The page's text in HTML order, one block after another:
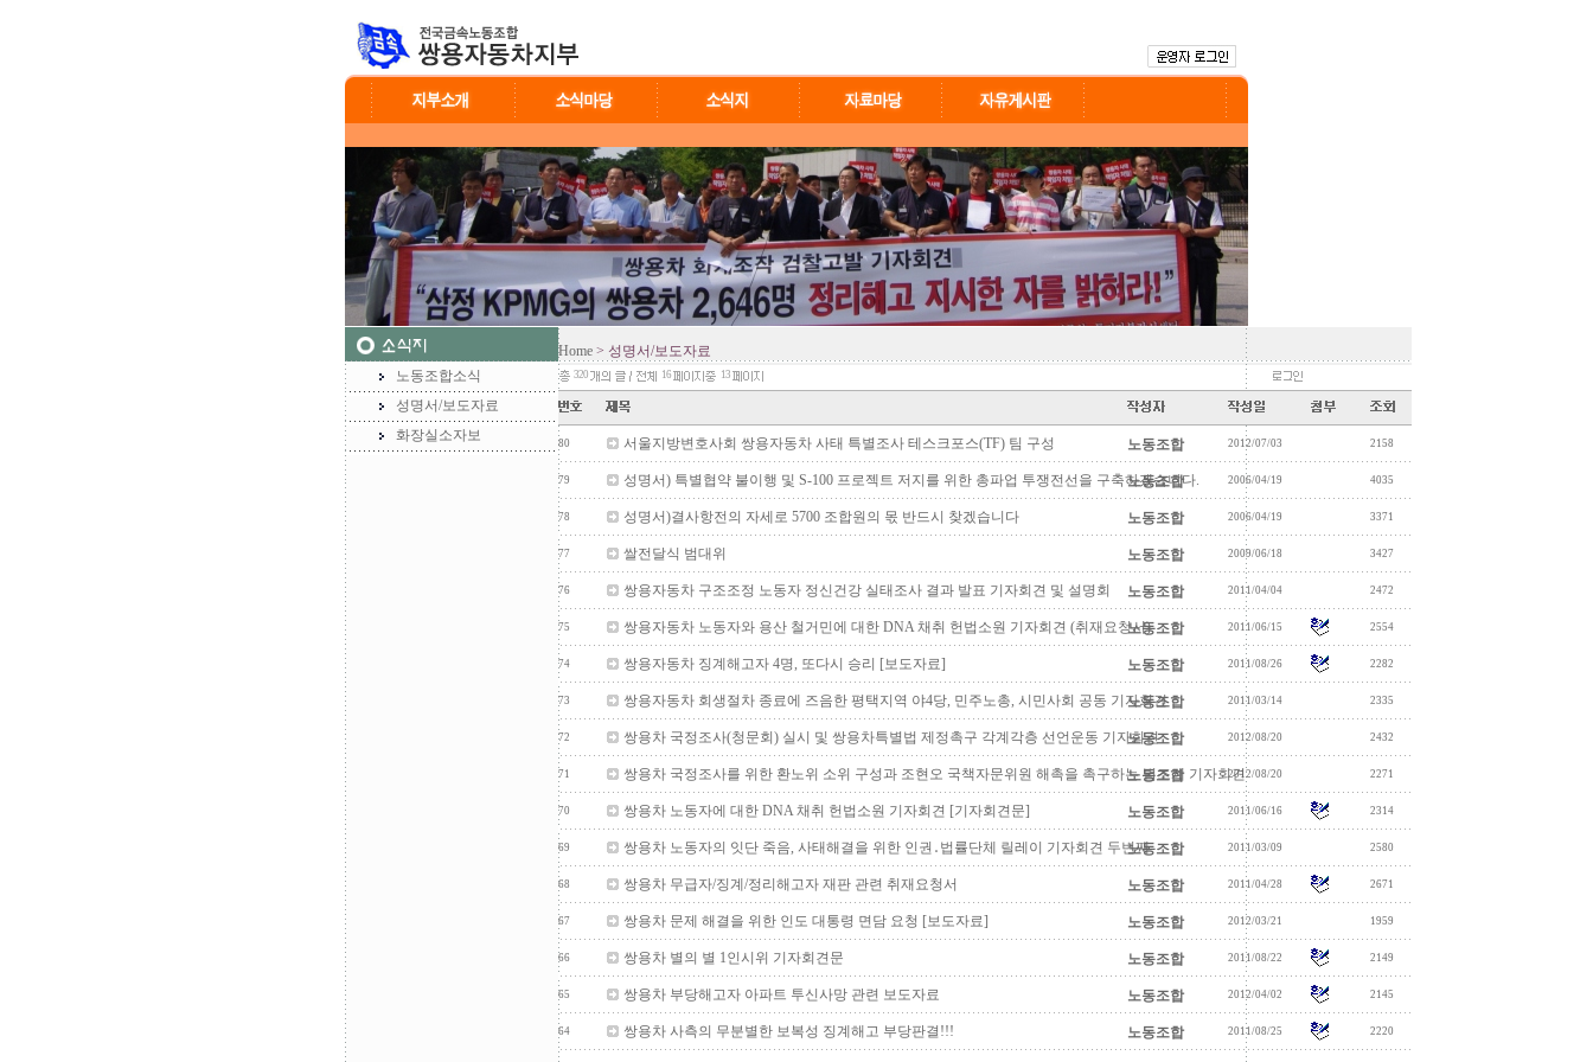
노동조합소식
성명서/보도자료
화장실소자보
Home > 성명서/보도자료
320 16 13
80 서울지방변호사회 쌍용자동차 사태 특별조사 테스크포스(TF) 팀 구성 노동조합 2012/07/03 2158
79 성명서) 특별협약 불이행 및 S-100 프로젝트 저지를 위한 총파업 투쟁전선을 구축하겠습니다.
노동조합 2006/04/19 4035
78 성명서)결사항전의 자세로 5700 조합원의 몫 반드시 찾겠습니다 노동조합 2006/04/19 3371
77 쌀전달식 범대위 노동조합 2009/06/18 3427
76 쌍용자동차 구조조정 노동자 정신건강 실태조사 결과 발표 기자회견 및 설명회 노동조합 2011/04/04 2472
75 쌍용자동차 노동자와 용산 철거민에 대한 DNA 채취 헌법소원 기자회견 (취재요청서)노동조합 2011/06/15 2554
74 쌍용자동차 징계해고자 4명, 또다시 승리 [보도자료] 노동조합 2011/08/26 2282
73 쌍용자동차 회생절차 종료에 즈음한 평택지역 야4당, 민주노총, 시민사회 공동 기자회견
노동조합 2011/03/14 2335
72 쌍용차 국정조사(청문회) 실시 및 쌍용차특별법 제정촉구 각계각층 선언운동 기자회견
노동조합 2012/08/20 2432
71 쌍용차 국정조사를 위한 환노위 소위 구성과 조현오 국책자문위원 해촉을 촉구하는 법조계 기자회견
노동조합 2012/08/20 2271
70 쌍용차 노동자에 대한 DNA 채취 헌법소원 기자회견 [기자회견문] 노동조합 2011/06/16 2314
69 쌍용차 노동자의 잇단 죽음, 사태해결을 위한 인권․법률단체 릴레이 기자회견 두번째노동조합 2011/03/09 2580
68 쌍용차 무급자/징계/정리해고자 재판 관련 취재요청서 노동조합 2011/04/28 2671
67 쌍용차 문제 해결을 위한 인도 대통령 면담 요청 [보도자료] 노동조합 2012/03/21 1959
66 쌍용차 별의 별 1인시위 기자회견문 노동조합 2011/08/22 2149
65 쌍용차 부당해고자 아파트 투신사망 관련 보도자료 노동조합 2012/04/02 2145
64 쌍용차 사측의 무분별한 보복성 징계해고 부당판결!!! 노동조합 2011/08/25 2220